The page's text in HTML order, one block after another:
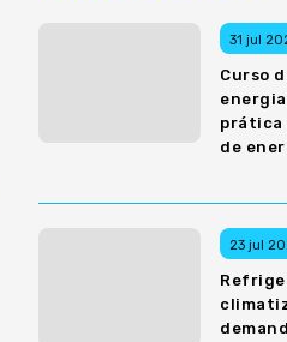
31 jul
Curso
prática
de
23 jul